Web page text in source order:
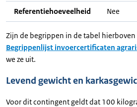
Referentiehoeveelheid Nee
Zijn de begrippen in de tabel
Begrippenlijst invoercertificaten
we ze uit.
Levend gewicht en
Voor dit contingent geldt dat 100